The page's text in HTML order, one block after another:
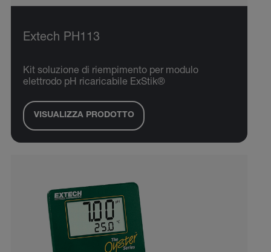
Extech PH113
Kit soluzione di riempimento per modulo
elettrodo pH ricaricabile ExStik®
VISUALIZZA PRODOTTO